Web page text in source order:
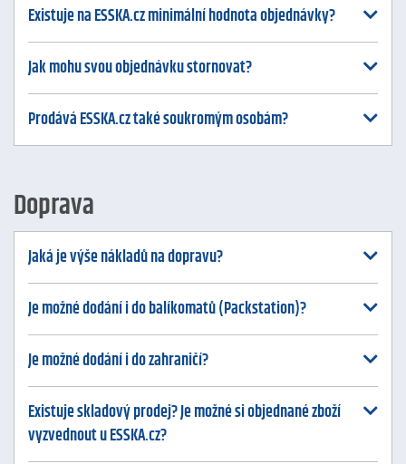
Existuje na ESSKA.cz minimální hodnota objednávky?
Jak mohu svou objednávku stornovat?
Prodává ESSKA.cz také soukromým osobám?
Doprava
Jaká je výše nákladů na dopravu?
Je možné dodání i do balíkomatů (Packstation)?
Je možné dodání i do zahraničí?
Existuje skladový prodej? Je možné si objednané zboží
vyzvednout u ESSKA.cz?